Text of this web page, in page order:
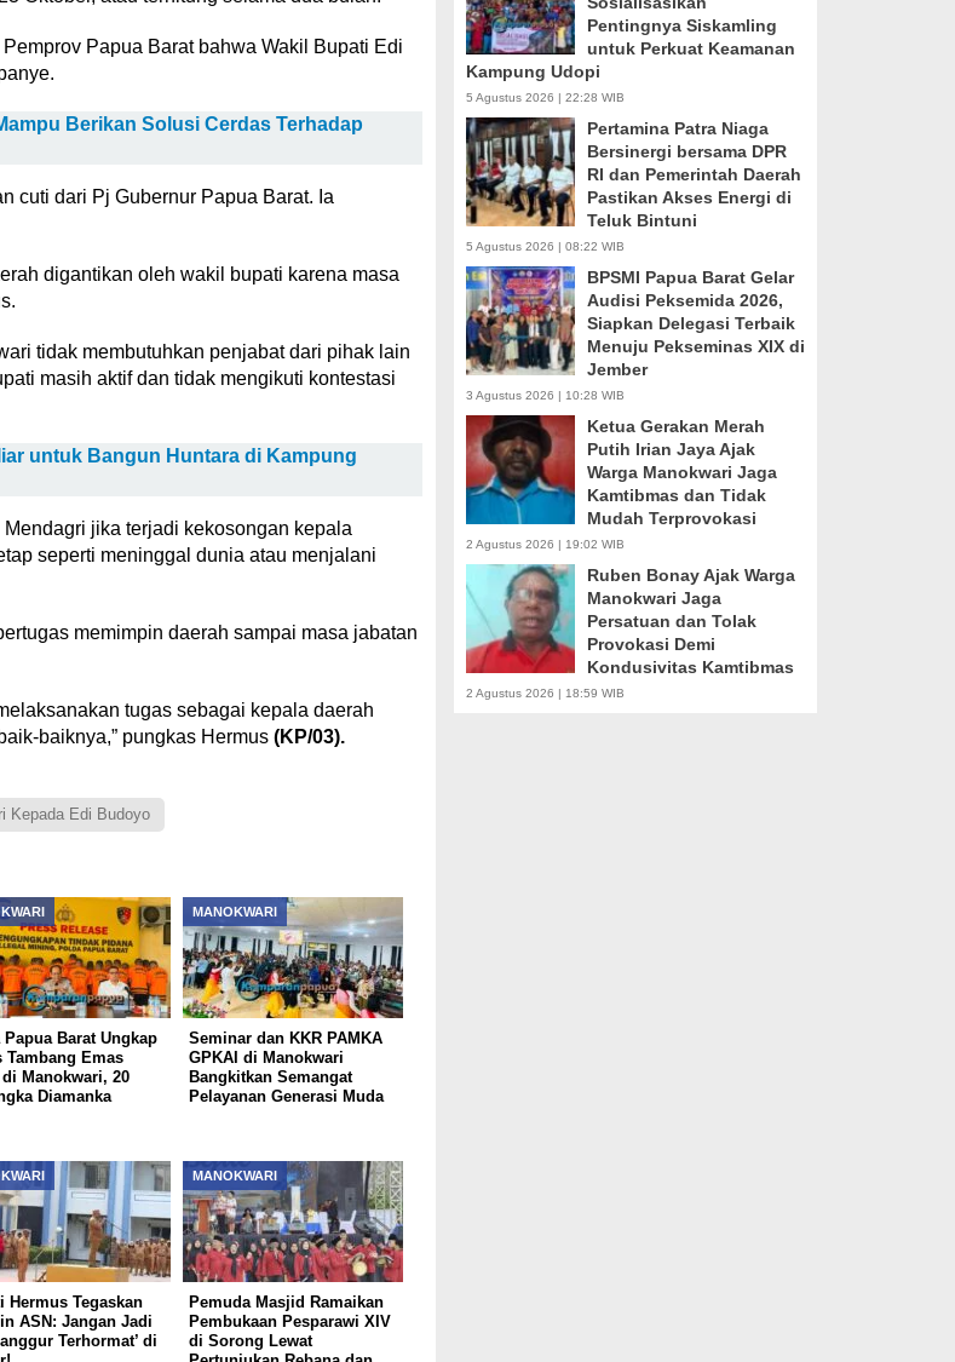
Papua Barat bahwa Wakil Bupati Edi
Berikan Solusi Cerdas Terhadap
cuti dari Pj Gubernur Papua Barat. Ia
digantikan oleh wakil bupati karena masa
tidak membutuhkan penjabat dari pihak lain
masih aktif dan tidak mengikuti kontestasi
untuk Bangun Huntara di Kampung
jika terjadi kekosongan kepala
seperti meninggal dunia atau menjalani
memimpin daerah sampai masa jabatan
tugas sebagai kepala daerah
baiknya,” pungkas Hermus (KP/03).
Kepada Edi Budoyo
Papua Barat Ungkap
Tambang Emas
di Manokwari, 20
Diamanka
MANOKWARI
Seminar dan KKR PAMKA
GPKAI di Manokwari
Bangkitkan Semangat
Pelayanan Generasi Muda
Hermus Tegaskan
ASN: Jangan Jadi
Terhormat’ di
MANOKWARI
Pemuda Masjid Ramaikan
Pembukaan Pesparawi XIV
di Sorong Lewat
Pentingnya Siskamling
untuk Perkuat Keamanan
Kampung Udopi
5 Agustus 2026 | 22:28 WIB
Pertamina Patra Niaga
Bersinergi bersama DPR
RI dan Pemerintah Daerah
Pastikan Akses Energi di
Teluk Bintuni
5 Agustus 2026 | 08:22 WIB
BPSMI Papua Barat Gelar
Audisi Peksemida 2026,
Siapkan Delegasi Terbaik
Menuju Pekseminas XIX di
Jember
3 Agustus 2026 | 10:28 WIB
Ketua Gerakan Merah
Putih Irian Jaya Ajak
Warga Manokwari Jaga
Kamtibmas dan Tidak
Mudah Terprovokasi
2 Agustus 2026 | 19:02 WIB
Ruben Bonay Ajak Warga
Manokwari Jaga
Persatuan dan Tolak
Provokasi Demi
Kondusivitas Kamtibmas
2 Agustus 2026 | 18:59 WIB